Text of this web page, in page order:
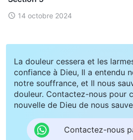
14 octobre 2024
La douleur cessera et les
confiance à Dieu, Il a entendu
notre souffrance, et Il nous
douleur. Contactez-nous pour
nouvelle de Dieu de nous
Contactez-nous